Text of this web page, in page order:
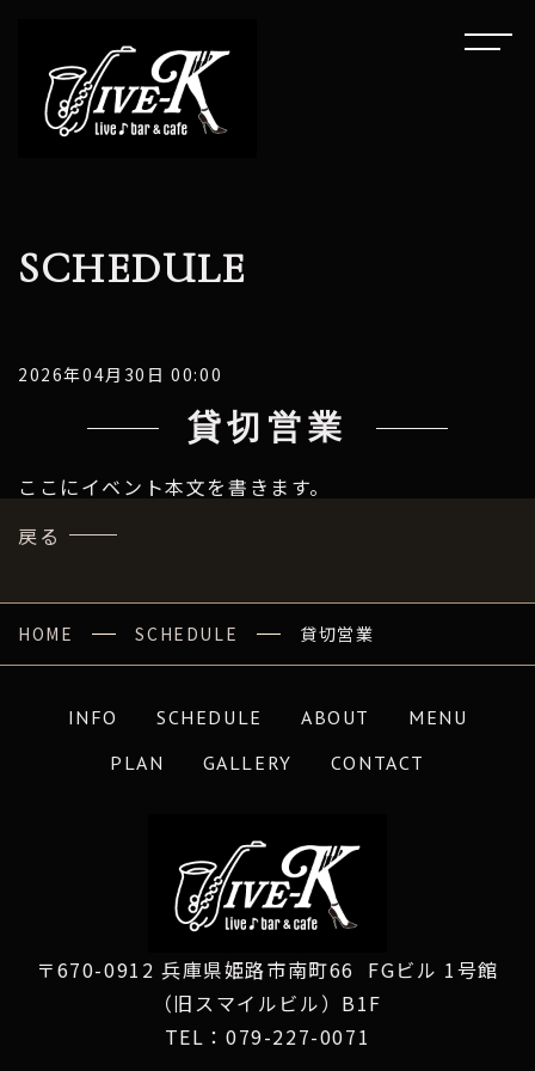
SCHEDULE
2026年04月30日 00:00
貸切営業
ここにイベント本文を書きます。
戻る
HOME SCHEDULE 貸切営業
INFO SCHEDULE ABOUT
MENU
PLAN
GALLERY CONTACT
〒670-0912 兵庫県姫路市南町66 FGビル 1号館
（旧スマイルビル）B1F
TEL：079-227-0071